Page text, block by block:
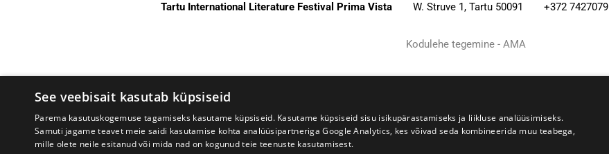
Tartu International Literature Festival Prima Vista W. Struve 1, Tartu 50091 +372 7427079
Kodulehe tegemine - AMA
See veebisait kasutab küpsiseid
Parema kasutuskogemuse tagamiseks kasutame küpsiseid. Kasutame küpsiseid sisu isikupärastamiseks ja liikluse analüüsimiseks.
Samuti jagame teavet meie saidi kasutamise kohta analüüsipartneriga Google Analytics, kes võivad seda kombineerida muu teabega,
mille olete neile esitanud või mida nad on kogunud teie teenuste kasutamisest.